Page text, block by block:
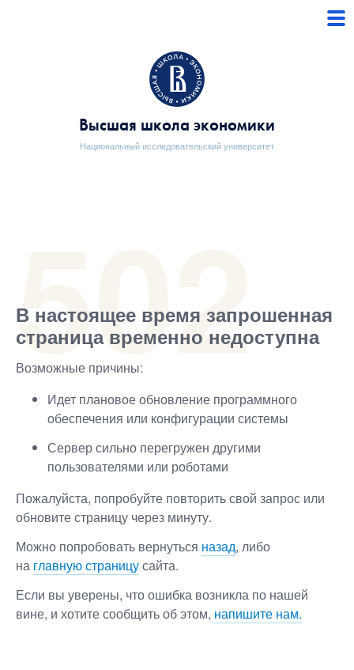
Высшая школа экономики
Национальный исследовательский университет
В настоящее время запрошенная
страница временно недоступна
Возможные причины:
Идет плановое обновление программного
обеспечения или конфигурации системы
Сервер сильно перегружен другими
пользователями или роботами
Пожалуйста, попробуйте повторить свой запрос или
обновите страницу через минуту.
Можно попробовать вернуться назад, либо
на главную страницусайта.
Если вы уверены, что ошибка возникла по нашей
вине, и хотите сообщить об этом, напишите нам.